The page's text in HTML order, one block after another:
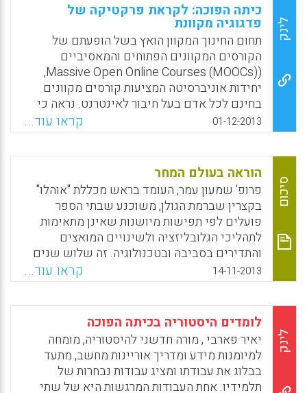
לינק
כיתה הפוכה: לקראת פרקטיקה של
פדגוגיה מקוונת
תחום החינוך המקוון הואץ בשל הופעתם של
הקורסים המקוונים הפתוחים והמאסיביים
(Massive Open Online Courses (MOOCs),
יחידות אוניברסיטה המציעות קורסים מקוונים
בחינם לכל אדם בעל חיבור לאינטרנט. נראה כי
קורסי ה- MOOCs מעצימים את המגמה לקראת
"הכיתה ההפוכה", המערבת סטודנטים הלומדים
את חומרי הקורס באופן מקוון – בדרך כלל קטעי
קריאה וקטעי וידאו קצרים – ואז מגיעים
לשיעורים המובנים כסדנאות או כסימפוזיונים
שבהם הם מזומנים ליישם את הידע החדש
שלהם באופן מעשי במגוון דרכים. מאמר זה
מדווח על דרכים שבהן קורסי ה- MOOCs איפשרו
לנו לבחון מחדש באופן ביקורתי את הפדגוגיה ואת
הפרקטיקה בכיתת סוציולוגיה וכדי לבחון את
ההנחות שלנו ביחס לפדגוגיה אפקטיבית דרך
הסטודנט את כיתת הסוציולוגיה ההפוכה (Forsey,
M., Low, M., & Glance, D. 2013).
WhatsApp
Facebook
Email
X
01-12-2013 קראו עוד...
סיכום
הוראה בעולם המחר
פרופ' שמעון עמר, העומד בראש מכללת "אוהלו"
בקצרין שברמת הגולן, משוכנע שבתי הספר
פועלים לפי תפישות מיושנות שאינן מתאימות
לתהליכי הגלובליזציה ולשינויים המואצים
והתדירים בסביבה ובטכנולוגיה. זה שלוש שנים
שצוות חוקרי חינוך ואנשי טכנולוגיה בראשותו של
עמר עמל על מיזם חדש ויומרני, שניתן לו השם
"פדגוגיה אחרת". הפרויקט שבו שותפות גם
החברות הבינלאומיות סטילקייס ואינטל, הוא
הוליסטי, ובמרכזו מודל המשלב בין תפישות
חינוכיות מתקדמות, הטמעה של שיטות הוראה
ועבודה חדשניות ושינוי אדריכלי של סביבת
העבודה והפעילות בבית הספר. השנה החל
14-11-2013 קראו עוד...
לינק
לומדים היסטוריה בכיתה הפוכה
יאיר פארבי , מורה חדשני להיסטוריה, מומחה
למיומנות מידע ומדריך אוריינות מחשב, מתעד
בבלוג את עבודתו ומציג עבודות נבחרות של
תלמידיו. אחת העבודות המרגשות היא של שתי